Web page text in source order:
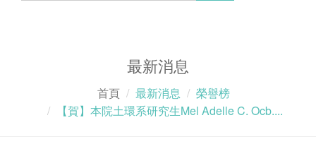
最新消息
首頁 最新消息
榮譽榜
【賀】本院土環系研究生Mel Adelle C. Ocb....